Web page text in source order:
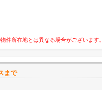
件所在地とは異なる場合がございます。
まで